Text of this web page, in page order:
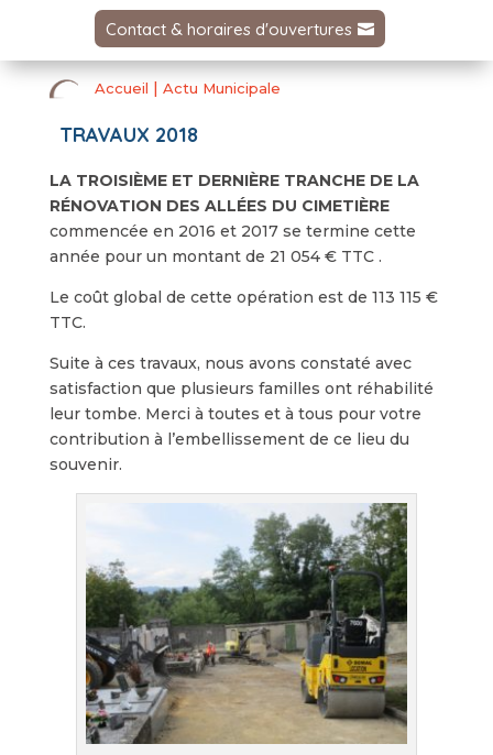
Contact & horaires d'ouvertures
Accueil | Actu Municipale
TRAVAUX 2018
LA TROISIÈME ET DERNIÈRE TRANCHE DE LA
RÉNOVATION DES ALLÉES DU CIMETIÈRE
commencée en 2016 et 2017 se termine cette
année pour un montant de 21 054 € TTC .
Le coût global de cette opération est de 113 115 €
TTC.
Suite à ces travaux, nous avons constaté avec
satisfaction que plusieurs familles ont réhabilité
leur tombe. Merci à toutes et à tous pour votre
contribution à l’embellissement de ce lieu du
souvenir.